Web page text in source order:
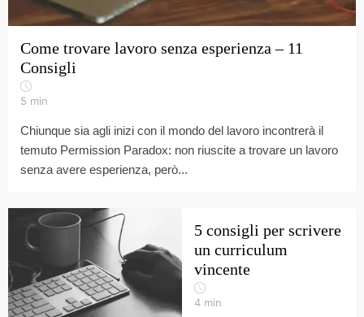
Come trovare lavoro senza esperienza – 11
Consigli
5 min
Chiunque sia agli inizi con il mondo del lavoro incontrerà il
temuto Permission Paradox: non riuscite a trovare un lavoro
senza avere esperienza, però...
5 consigli per scrivere
un curriculum
vincente
4 min